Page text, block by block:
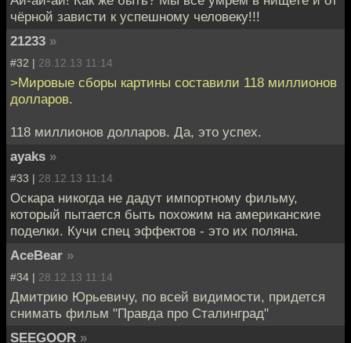
чёрной зависти к успешному человеку!!!
21233 »
#32 | 28.12.13 11:14
>Мировые сборы картины составили 118 миллионов
долларов.
118 миллионов долларов. Да, это успех.
ayaks »
#33 | 28.12.13 11:14
Оскара никогда не дадут импортному фильму,
который пытается быть похожим на американские
поделки. Кучи спец эффектов - это их поляна.
AceBear »
#34 | 28.12.13 11:14
Дмитрию Юрьевичу, по всей видимости, придется
снимать фильм "Правда про Сталинград"
SEEGOOR »